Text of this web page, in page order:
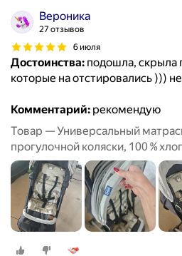
Вероника
27 отзывов
6 июля
Достоинства: подошла, скрыла
которые на отстировались )))
Комментарий: рекомендую
Товар — Универсальный
прогулочной коляски, 100 %